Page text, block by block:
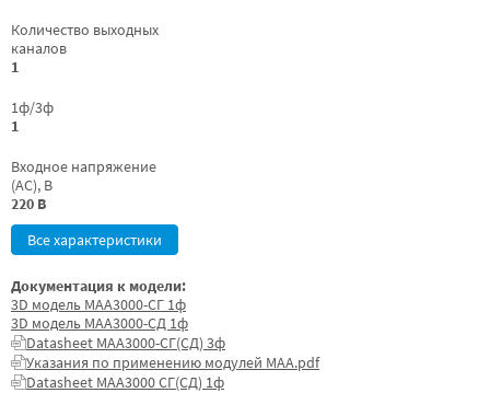
Количество выходных
каналов
1
1ф/3ф
1
Входное напряжение
(AC), В
220 В
Все характеристики
Документация к модели:
3D модель МАА3000-СГ 1ф
3D модель МАА3000-СД 1ф
Datasheet МАА3000-СГ(СД) 3ф
Указания по применению модулей МАА.pdf
Datasheet МАА3000 СГ(СД) 1ф